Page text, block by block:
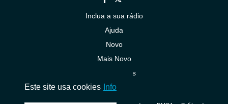
Inclua a sua rádio
Ajuda
Novo
Mais Novo
Contacte-nos
Este site usa cookies Info